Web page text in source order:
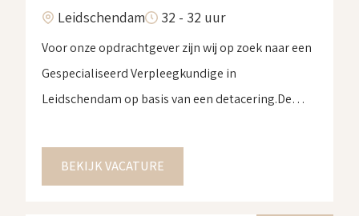
Leidschendam 32 - 32 uur
Voor onze opdrachtgever zijn wij op zoek naar een
Gespecialiseerd Verpleegkundige in
Leidschendam op basis van een detacering.De
2025 en de einddatum is 31 december 2025. Voor
meer informatie over deze opdracht stuur ons een
BEKIJK VACATURE